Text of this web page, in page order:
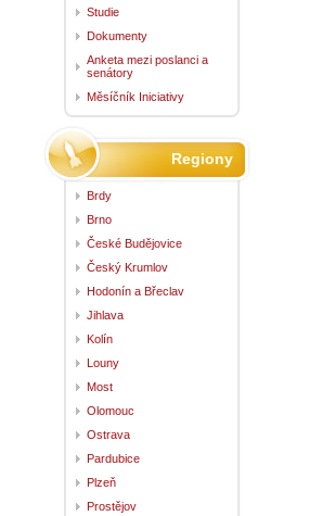
Studie
Dokumenty
Anketa mezi poslanci a
senátory
Měsíčník Iniciativy
Regiony
Brdy
Brno
České Budějovice
Český Krumlov
Hodonín a Břeclav
Jihlava
Kolín
Louny
Most
Olomouc
Ostrava
Pardubice
Plzeň
Prostějov